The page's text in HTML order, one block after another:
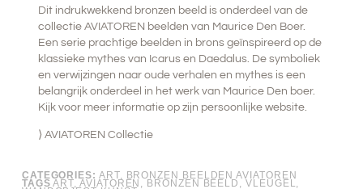
Dit indrukwekkend bronzen beeld is onderdeel van de
collectie AVIATOREN beelden van Maurice Den Boer.
Een serie prachtige beelden in brons geïnspireerd op de
klassieke mythes van Icarus en Daedalus. De symboliek
en verwijzingen naar oude verhalen en mythes is een
belangrijk onderdeel in het werk van Maurice Den boer.
Kijk voor meer informatie op zijn persoonlijke website.
⟩ AVIATOREN Collectie
CATEGORIES: ART, BRONZEN BEELDEN AVIATOREN
TAGS ART ,AVIATOREN BRONZEN BEELD ,VLEUGEL